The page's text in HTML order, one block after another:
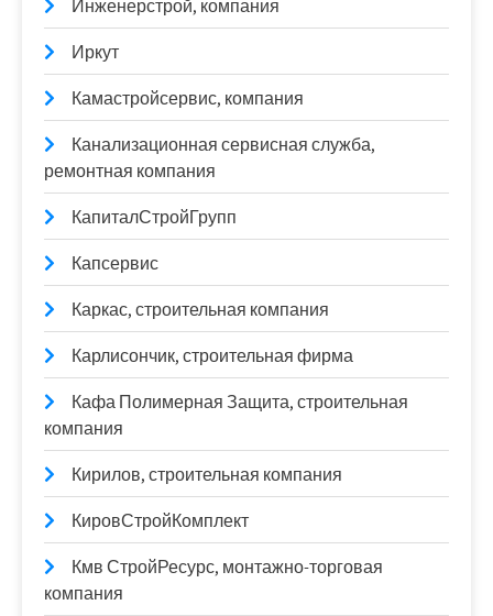
Инженерстрой, компания
Иркут
Камастройсервис, компания
Канализационная сервисная служба,
ремонтная компания
КапиталСтройГрупп
Капсервис
Каркас, строительная компания
Карлисончик, строительная фирма
Кафа Полимерная Защита, строительная
компания
Кирилов, строительная компания
КировСтройКомплект
Кмв СтройРесурс, монтажно-торговая
компания